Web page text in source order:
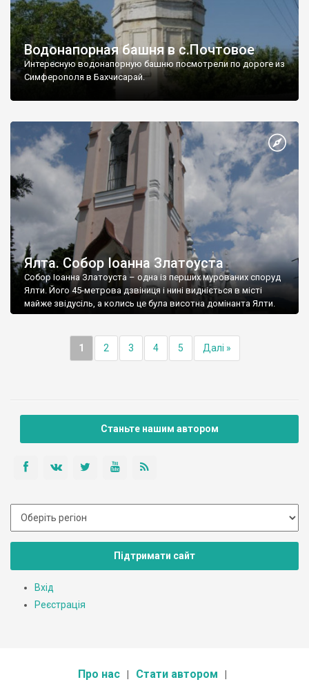
Водонапорная башня в с.Почтовое
Интересную водонапорную башню посмотрели по дороге из
Симферополя в Бахчисарай.
Ялта. Собор Іоанна Златоуста
Собор Іоанна Златоуста – одна із перших мурованих споруд
Ялти. Його 45-метрова дзвіниця і нині видніється в місті
майже звідусіль, а колись це була висотна домінанта Ялти.
1 2 3 4 5 Далі »
Станьте нашим автором
Підтримати сайт
Вхід
Реєстрація
Про нас Стати автором